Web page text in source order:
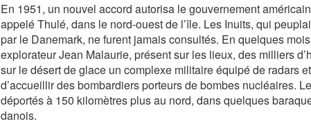
En 1951, un nouvel accord autorisa le gouvernement
appelé Thulé, dans le nord-ouest de l’île. Les Inuits, qui
par le Danemark, ne furent jamais consultés. En quelques
explorateur Jean Malaurie, présent sur les lieux, des milliers
sur le désert de glace un complexe militaire équipé de radars
d’accueillir des bombardiers porteurs de bombes nucléaires.
déportés à 150 kilomètres plus au nord, dans quelques
danois.